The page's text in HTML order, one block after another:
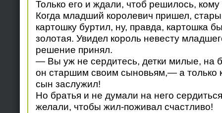
Только его и ждали, чтоб решилось,
Когда младший королевич пришел,
картошку буртил, ну, правда, картошка
золотая. Увидел король невесту
решение принял.
— Вы уж не сердитесь, детки милые, на
он старшим своим сыновьям,— а только
сын заслужил!
Но братья и не думали на него
желали, чтобы жил-поживал счастливо!